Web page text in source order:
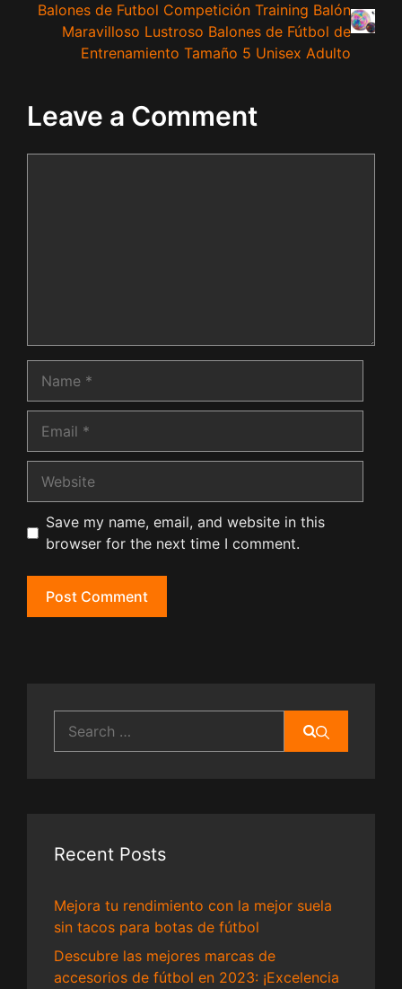
Balones de Futbol Competición Training Balón
Maravilloso Lustroso Balones de Fútbol de
Entrenamiento Tamaño 5 Unisex Adulto
Leave a Comment
Save my name, email, and website in this
browser for the next time I comment.
for:
Recent Posts
Mejora tu rendimiento con la mejor suela
sin tacos para botas de fútbol
Descubre las mejores marcas de
accesorios de fútbol en 2023: ¡Excelencia